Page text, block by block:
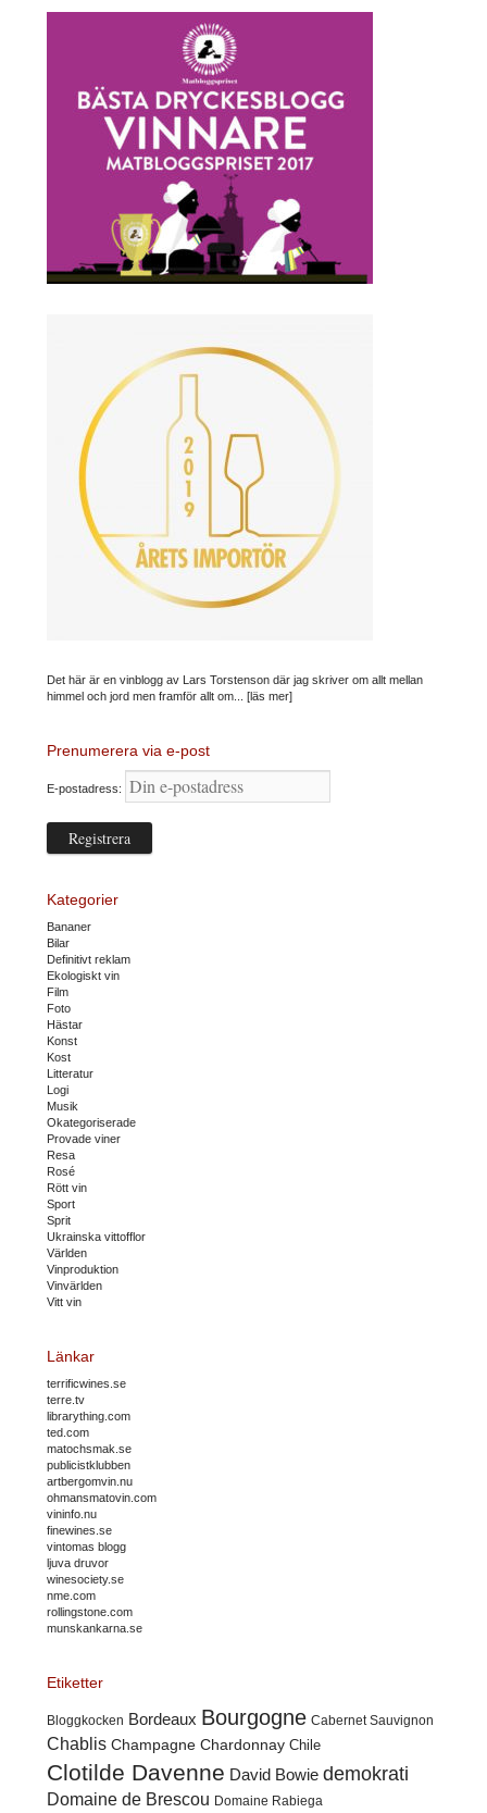
Det här är en vinblogg av Lars Torstenson där jag skriver om allt mellan
himmel och jord men framför allt om... [läs mer]
Prenumerera via e-post
E-postadress:
Kategorier
Bananer
Bilar
Definitivt reklam
Ekologiskt vin
Film
Foto
Hästar
Konst
Kost
Litteratur
Logi
Musik
Okategoriserade
Provade viner
Resa
Rosé
Rött vin
Sport
Sprit
Ukrainska vittofflor
Världen
Vinproduktion
Vinvärlden
Vitt vin
Länkar
terrificwines.se
terre.tv
librarything.com
ted.com
matochsmak.se
publicistklubben
artbergomvin.nu
ohmansmatovin.com
vininfo.nu
finewines.se
vintomas blogg
ljuva druvor
winesociety.se
nme.com
rollingstone.com
munskankarna.se
Etiketter
Bloggkocken Bordeaux Bourgogne Cabernet Sauvignon
Chablis Champagne Chardonnay Chile
Clotilde Davenne David Bowie demokrati
Domaine de Brescou Domaine Rabiega